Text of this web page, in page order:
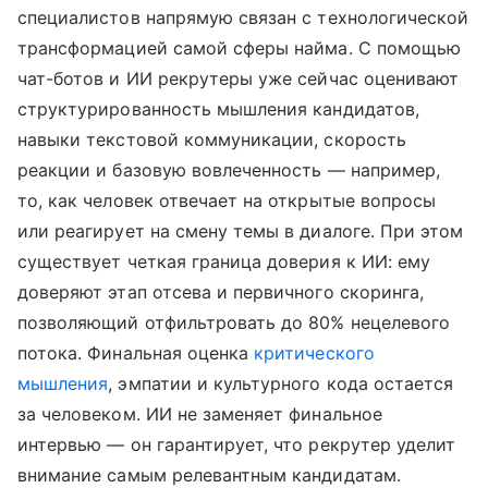
специалистов напрямую связан с технологической
трансформацией самой сферы найма. С помощью
чат-ботов и ИИ рекрутеры уже сейчас оценивают
структурированность мышления кандидатов,
навыки текстовой коммуникации, скорость
реакции и базовую вовлеченность — например,
то, как человек отвечает на открытые вопросы
или реагирует на смену темы в диалоге. При этом
существует четкая граница доверия к ИИ: ему
доверяют этап отсева и первичного скоринга,
позволяющий отфильтровать до 80% нецелевого
потока. Финальная оценка критического
мышления, эмпатии и культурного кода остается
за человеком. ИИ не заменяет финальное
интервью — он гарантирует, что рекрутер уделит
внимание самым релевантным кандидатам.